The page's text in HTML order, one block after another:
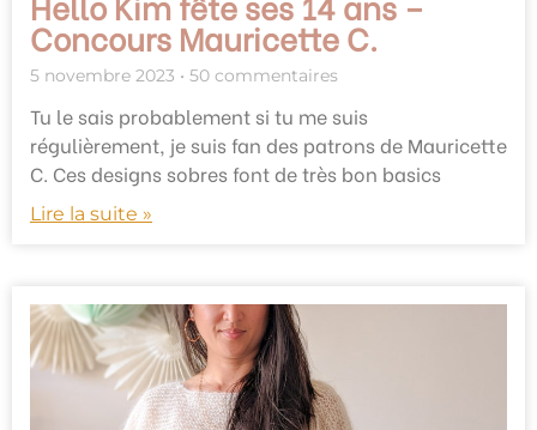
Concours Mauricette C.
5 novembre 2023 50 commentaires
Tu le sais probablement si tu me suis
régulièrement, je suis fan des patrons de Mauricette
C. Ces designs sobres font de très bon basics
Lire la suite »